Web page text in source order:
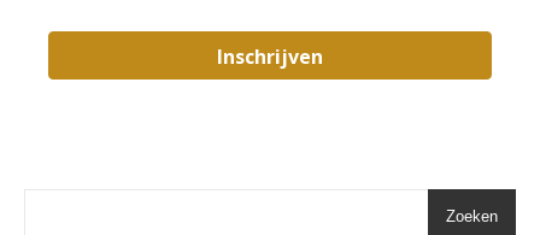
Zoeken